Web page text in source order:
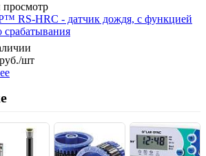
RS-HRC - датчик дождя, с функцией
срабатывания
руб./шт